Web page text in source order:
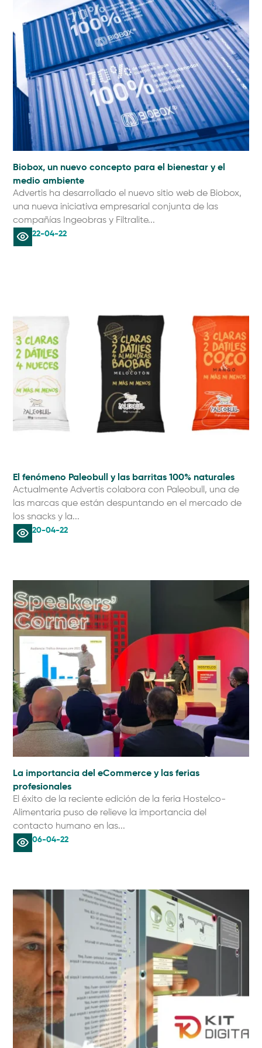
Biobox, un nuevo concepto para el bienestar y el
medio ambiente
Advertis ha desarrollado el nuevo sitio web de Biobox,
una nueva iniciativa empresarial conjunta de las
compañías Ingeobras y Filtralite...
22-04-22
El fenómeno Paleobull y las barritas 100% naturales
Actualmente Advertis colabora con Paleobull, una de
las marcas que están despuntando en el mercado de
los snacks y la...
20-04-22
La importancia del eCommerce y las ferias
profesionales
El éxito de la reciente edición de la feria Hostelco-
Alimentaria puso de relieve la importancia del
contacto humano en las...
06-04-22